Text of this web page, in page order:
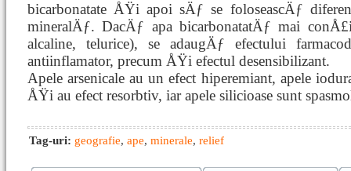
bicarbonatate ÅŸi apoi sÄƒ se foloseascÄƒ
mineralÄƒ. DacÄƒ apa bicarbonatatÄƒ mai
alcaline, telurice), se adaugÄƒ efectului
antiinflamator, precum ÅŸi efectul desensibilizant.
Apele arsenicale au un efect hiperemiant, apele
ÅŸi au efect resorbtiv, iar apele silicioase sunt
Tag-uri: geografie, ape, minerale, relief